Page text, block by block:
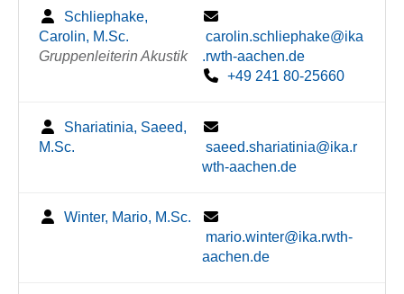
Schliephake,
Carolin, M.Sc.
Gruppenleiterin Akustik
carolin.schliephake@ika
.rwth-aachen.de
+49 241 80-25660
Shariatinia, Saeed,
M.Sc.
saeed.shariatinia@ika.r
wth-aachen.de
Winter, Mario, M.Sc.
mario.winter@ika.rwth-
aachen.de